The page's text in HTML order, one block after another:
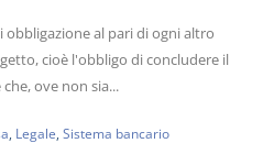
al pari di ogni altro
cioè l'obbligo di concludere il
ove non sia...
Legale Sistema bancario